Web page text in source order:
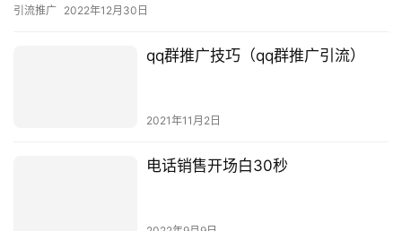
是实…
qq群推广技巧（qq群推广引流）
电话销售开场白30秒